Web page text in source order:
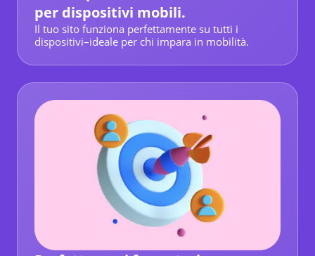
per dispositivi mobili.
Il tuo sito funziona perfettamente su tutti i
dispositivi–ideale per chi impara in mobilità.